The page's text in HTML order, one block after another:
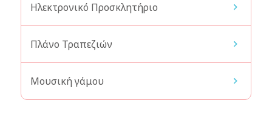
Ηλεκτρονικό Προσκλητήριο
Πλάνο Τραπεζιών
Μουσική γάμου